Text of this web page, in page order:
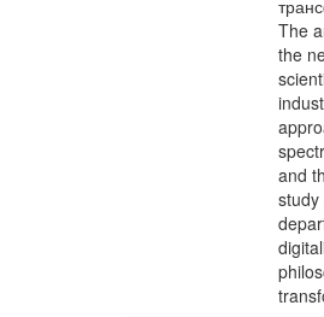
The
the
and
study